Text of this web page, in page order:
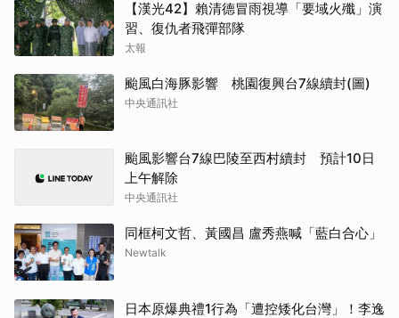
【漢光42】賴清德冒雨視導「要域火殲」演
習、復仇者飛彈部隊
太報
颱風白海豚影響 桃園復興台7線續封(圖)
中央通訊社
颱風影響台7線巴陵至西村續封 預計10日
上午解除
中央通訊社
同框柯文哲、黃國昌 盧秀燕喊「藍白合心」
Newtalk
日本原爆典禮1行為「遭控矮化台灣」！李逸